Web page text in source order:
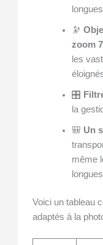
🔭
zoom
les
🎛️
la
🎒 Un
même
Voici un tableau
adaptés à la